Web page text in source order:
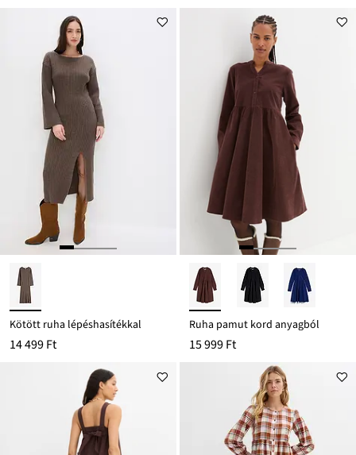
Kötött ruha lépéshasítékkal
14 499 Ft
Ruha pamut kord anyagból
15 999 Ft